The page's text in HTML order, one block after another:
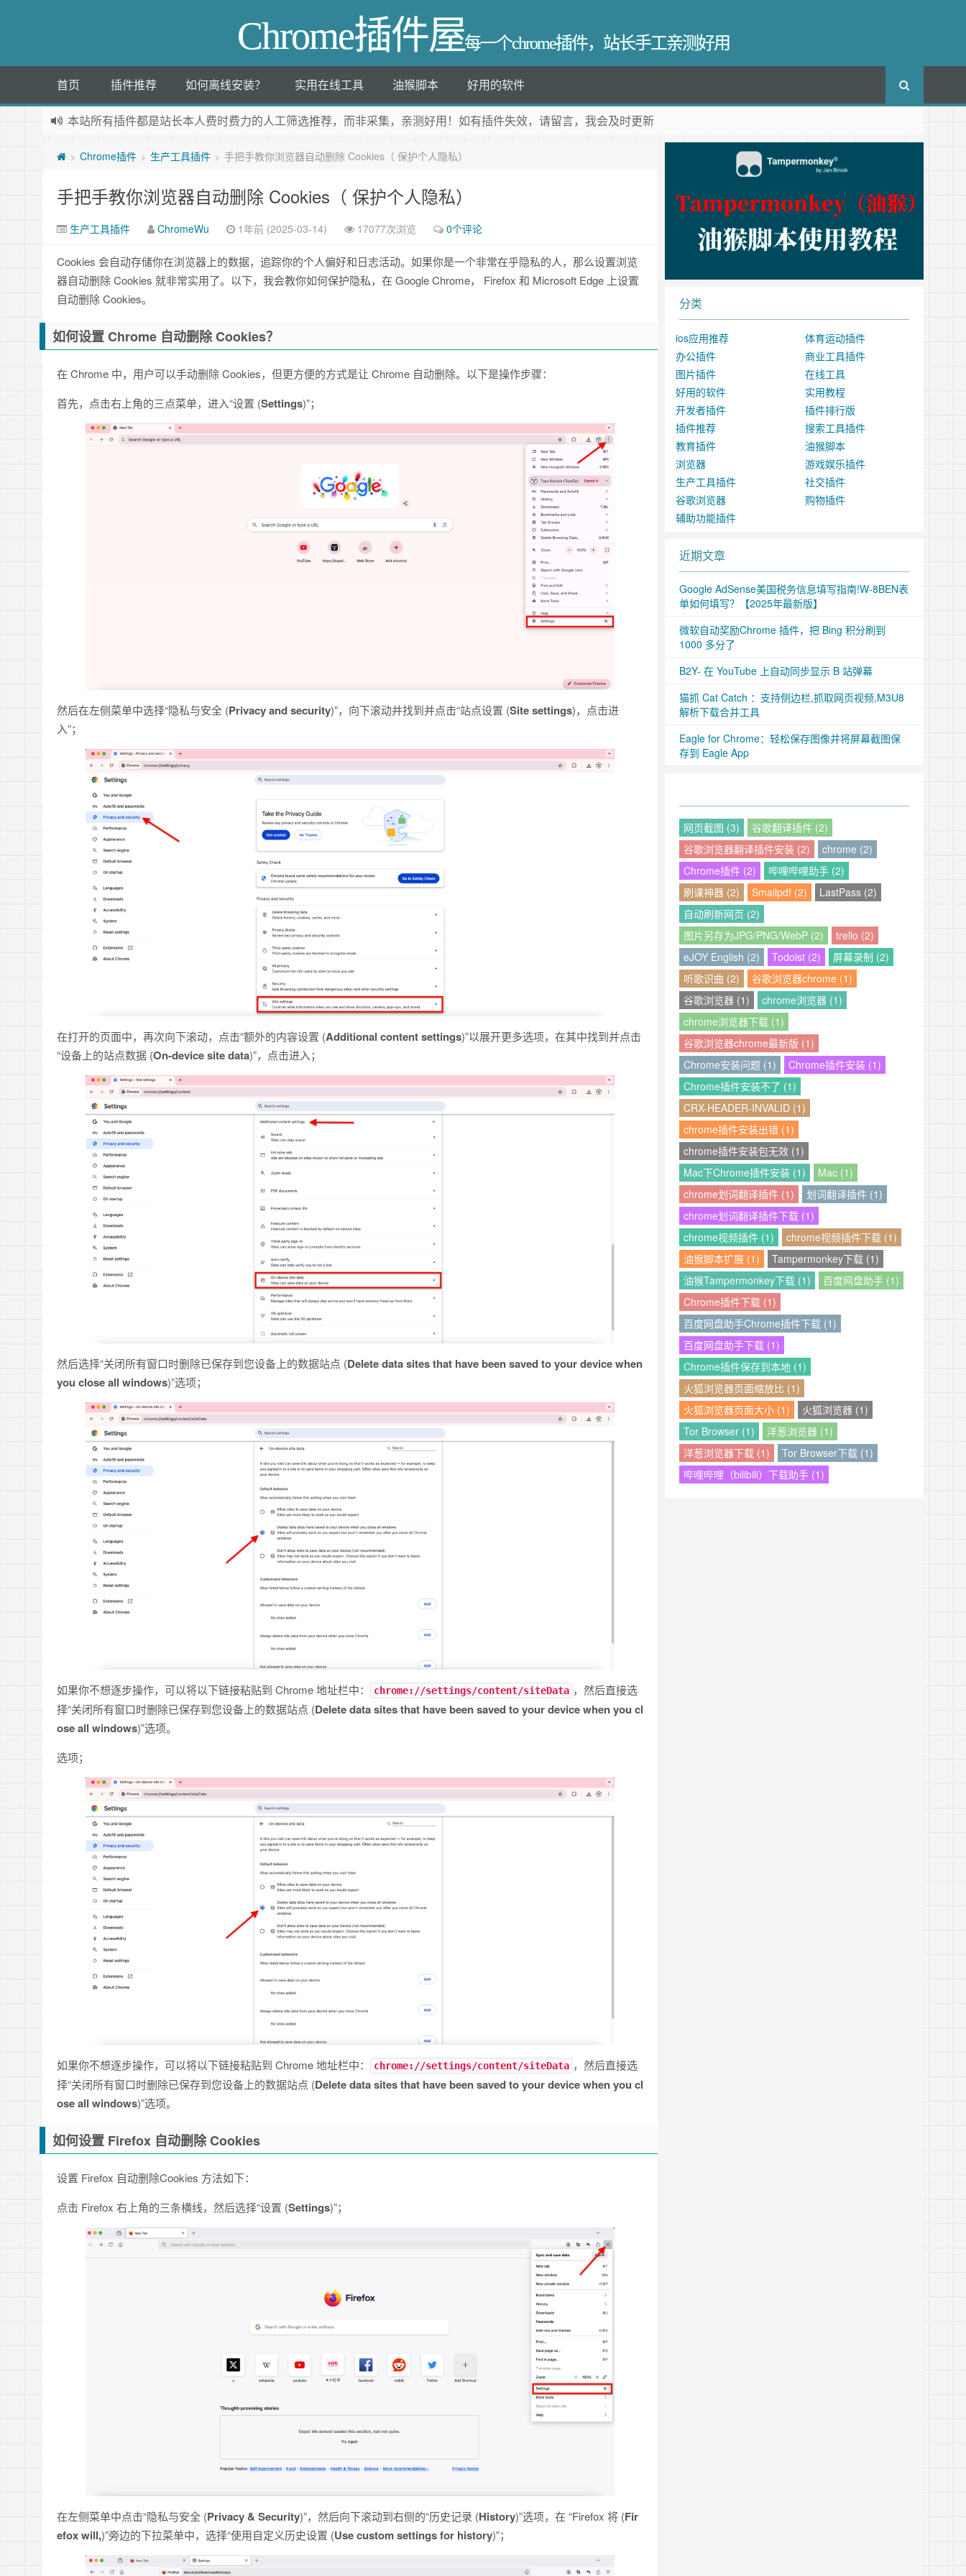
Chrome插件屋每一个chrome插件，站长手工亲测好用
首页 插件推荐 如何离线安装？ 实用在线工具 油猴脚本 好用的软件
本站所有插件都是站长本人费时费力的人工筛选推荐，而非采集，亲测好用！如有插件失效，请留言，我会及时更新
> Chrome插件 > 生产工具插件 > 手把手教你浏览器自动删除 Cookies（ 保护个人隐私）
手把手教你浏览器自动删除 Cookies（ 保护个人隐私）
生产工具插件 ChromeWu 1年前 (2025-03-14) 17077次浏览 0个评论
Cookies 会自动存储你在浏览器上的数据，追踪你的个人偏好和日志活动。如果你是一个非常在乎隐私的人，那么设置浏览
器自动删除 Cookies 就非常实用了。以下，我会教你如何保护隐私，在 Google Chrome， Firefox 和 Microsoft Edge 上设置
自动删除 Cookies。
如何设置 Chrome 自动删除 Cookies？
在 Chrome 中，用户可以手动删除 Cookies，但更方便的方式是让 Chrome 自动删除。以下是操作步骤：
首先，点击右上角的三点菜单，进入“设置 (Settings)”；
然后在左侧菜单中选择“隐私与安全 (Privacy and security)”，向下滚动并找到并点击“站点设置 (Site settings)，点击进
入”；
在打开的页面中，再次向下滚动，点击“额外的内容设置 (Additional content settings)”以展开更多选项，在其中找到并点击
“设备上的站点数据 (On-device site data)”，点击进入；
然后选择“关闭所有窗口时删除已保存到您设备上的数据站点 (Delete data sites that have been saved to your device when
you close all windows)”选项；
如果你不想逐步操作，可以将以下链接粘贴到 Chrome 地址栏中： chrome://settings/content/siteData ，然后直接选
择“关闭所有窗口时删除已保存到您设备上的数据站点 (Delete data sites that have been saved to your device when you cl
ose all windows)”选项。
选项；
如果你不想逐步操作，可以将以下链接粘贴到 Chrome 地址栏中： chrome://settings/content/siteData ，然后直接选
择“关闭所有窗口时删除已保存到您设备上的数据站点 (Delete data sites that have been saved to your device when you cl
ose all windows)”选项。
如何设置 Firefox 自动删除 Cookies
设置 Firefox 自动删除Cookies 方法如下：
点击 Firefox 右上角的三条横线，然后选择“设置 (Settings)”；
在左侧菜单中点击“隐私与安全 (Privacy & Security)”，然后向下滚动到右侧的“历史记录 (History)”选项，在 “Firefox 将 (Fir
efox will,)”旁边的下拉菜单中，选择“使用自定义历史设置 (Use custom settings for history)”；
分类
ios应用推荐
体育运动插件
办公插件
商业工具插件
图片插件
在线工具
好用的软件
实用教程
开发者插件
插件排行版
插件推荐
搜索工具插件
教育插件
油猴脚本
浏览器
游戏娱乐插件
生产工具插件
社交插件
谷歌浏览器
购物插件
辅助功能插件
近期文章
Google AdSense美国税务信息填写指南!W-8BEN表
单如何填写？【2025年最新版】
微软自动奖励Chrome 插件，把 Bing 积分刷到
1000 多分了
B2Y- 在 YouTube 上自动同步显示 B 站弹幕
猫抓 Cat Catch ：支持侧边栏,抓取网页视频,M3U8
解析下载合并工具
Eagle for Chrome：轻松保存图像并将屏幕截图保
存到 Eagle App
网页截图 (3)
谷歌翻译插件 (2)
谷歌浏览器翻译插件安装 (2)
chrome (2)
Chrome插件 (2)
哔哩哔哩助手 (2)
刷课神器 (2)
Smallpdf (2)
LastPass (2)
自动刷新网页 (2)
图片另存为JPG/PNG/WebP (2)
trello (2)
eJOY English (2)
Todoist (2)
屏幕录制 (2)
听歌识曲 (2)
谷歌浏览器chrome (1)
谷歌浏览器 (1)
chrome浏览器 (1)
chrome浏览器下载 (1)
谷歌浏览器chrome最新版 (1)
Chrome安装问题 (1)
Chrome插件安装 (1)
Chrome插件安装不了 (1)
CRX-HEADER-INVALID (1)
chrome插件安装出错 (1)
chrome插件安装包无效 (1)
Mac下Chrome插件安装 (1)
Mac (1)
chrome划词翻译插件 (1)
划词翻译插件 (1)
chrome划词翻译插件下载 (1)
chrome视频插件 (1)
chrome视频插件下载 (1)
油猴脚本扩展 (1)
Tampermonkey下载 (1)
油猴Tampermonkey下载 (1)
百度网盘助手 (1)
Chrome插件下载 (1)
百度网盘助手Chrome插件下载 (1)
百度网盘助手下载 (1)
Chrome插件保存到本地 (1)
火狐浏览器页面缩放比 (1)
火狐浏览器页面大小 (1)
火狐浏览器 (1)
Tor Browser (1)
洋葱浏览器 (1)
洋葱浏览器下载 (1)
Tor Browser下载 (1)
哔哩哔哩（bilibili）下载助手 (1)